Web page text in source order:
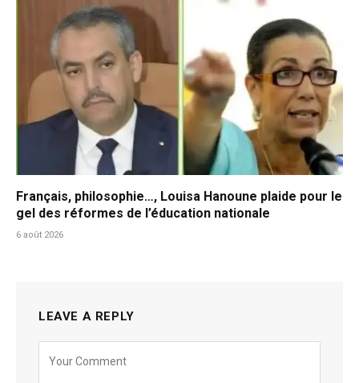
Français, philosophie…, Louisa Hanoune plaide pour le
gel des réformes de l’éducation nationale
6 août 2026
LEAVE A REPLY